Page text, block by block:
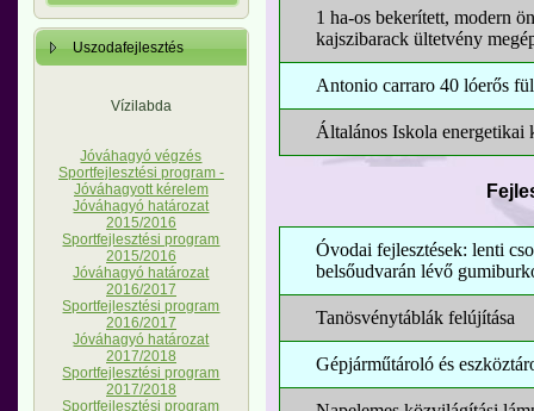
Uszodafejlesztés
Vízilabda
Jóváhagyó végzés
Sportfejlesztési program -
Jóváhagyott kérelem
Jóváhagyó határozat
2015/2016
Sportfejlesztési program
2015/2016
Jóváhagyó határozat
2016/2017
Sportfejlesztési program
2016/2017
Jóváhagyó határozat
2017/2018
Sportfejlesztési program
2017/2018
Sportfejlesztési program
1 ha-os bekerített, modern
kajszibarack ültetvény
Antonio carraro 40 lóerős
Általános Iskola energetikai
Óvodai fejlesztések: lenti
belsőudvarán lévő
Tanösvénytáblák felújítása
Gépjárműtároló és